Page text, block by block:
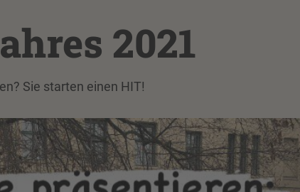
2021
Sie starten einen HIT!